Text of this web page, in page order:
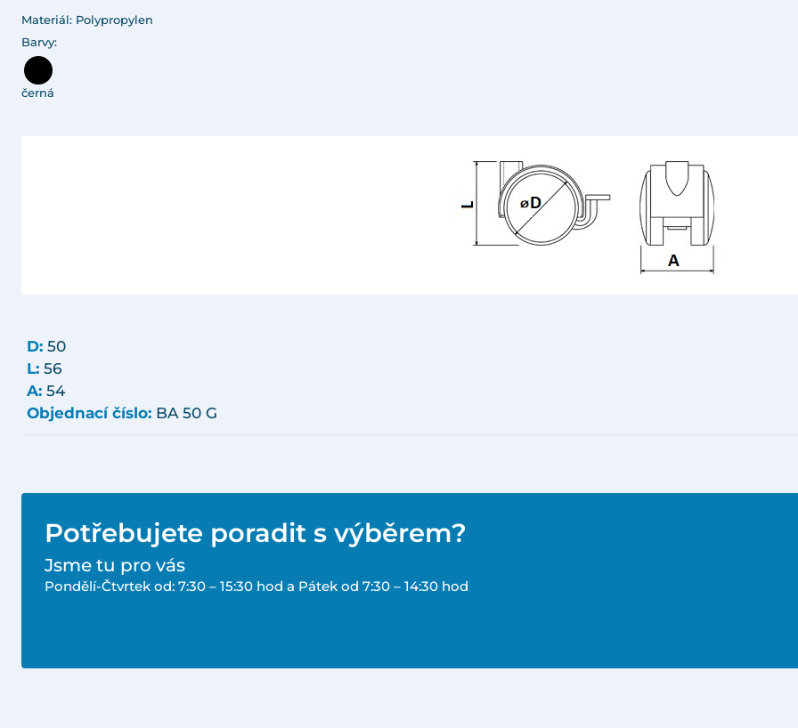
Materiál: Polypropylen
Barvy:
černá
D: 50
L: 56
A: 54
Objednací číslo: BA 50 G
Potřebujete poradit s výběrem?
Jsme tu pro vás
Pondělí-Čtvrtek od: 7:30 – 15:30 hod a Pátek od 7:30 – 14:30 hod